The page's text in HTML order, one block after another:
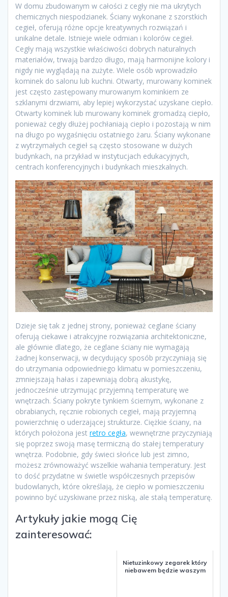
W domu zbudowanym w całości z cegły nie ma ukrytych
chemicznych niespodzianek. Ściany wykonane z szorstkich
cegieł, oferują różne opcje kreatywnych rozwiązań i
unikalne detale. Istnieje wiele odmian i kolorów cegieł.
Cegły mają wszystkie właściwości dobrych naturalnych
materiałów, trwają bardzo długo, mają harmonijne kolory i
nigdy nie wyglądają na zużyte. Wiele osób wprowadziło
kominek do salonu lub kuchni. Otwarty, murowany kominek
jest często zastępowany murowanym kominkiem ze
szklanymi drzwiami, aby lepiej wykorzystać uzyskane ciepło.
Otwarty kominek lub murowany kominek gromadzą ciepło,
ponieważ cegły dłużej pochłaniają ciepło i pozostają w nim
na długo po wygaśnięciu ostatniego żaru. Ściany wykonane
z wytrzymałych cegieł są często stosowane w dużych
budynkach, na przykład w instytucjach edukacyjnych,
centrach konferencyjnych i budynkach mieszkalnych.
Dzieje się tak z jednej strony, ponieważ ceglane ściany
oferują ciekawe i atrakcyjne rozwiązania architektoniczne,
ale głównie dlatego, że ceglane ściany nie wymagają
żadnej konserwacji, w decydujący sposób przyczyniają się
do utrzymania odpowiedniego klimatu w pomieszczeniu,
zmniejszają hałas i zapewniają dobrą akustykę,
jednocześnie utrzymując przyjemną temperaturę we
wnętrzach. Ściany pokryte tynkiem ściernym, wykonane z
obrabianych, ręcznie robionych cegieł, mają przyjemną
powierzchnię o uderzającej strukturze. Ciężkie ściany, na
których położona jest retro cegła, wewnętrzne przyczyniają
się poprzez swoją masę termiczną do stałej temperatury
wnętrza. Podobnie, gdy świeci słońce lub jest zimno,
możesz zrównoważyć wszelkie wahania temperatury. Jest
to dość przydatne w świetle współczesnych przepisów
budowlanych, które określają, że ciepło w pomieszczeniu
powinno być uzyskiwane przez niską, ale stałą temperaturę.
Artykuły jakie mogą Cię
zainteresować:
Nietuzinkowy zegarek który
niebawem będzie waszym